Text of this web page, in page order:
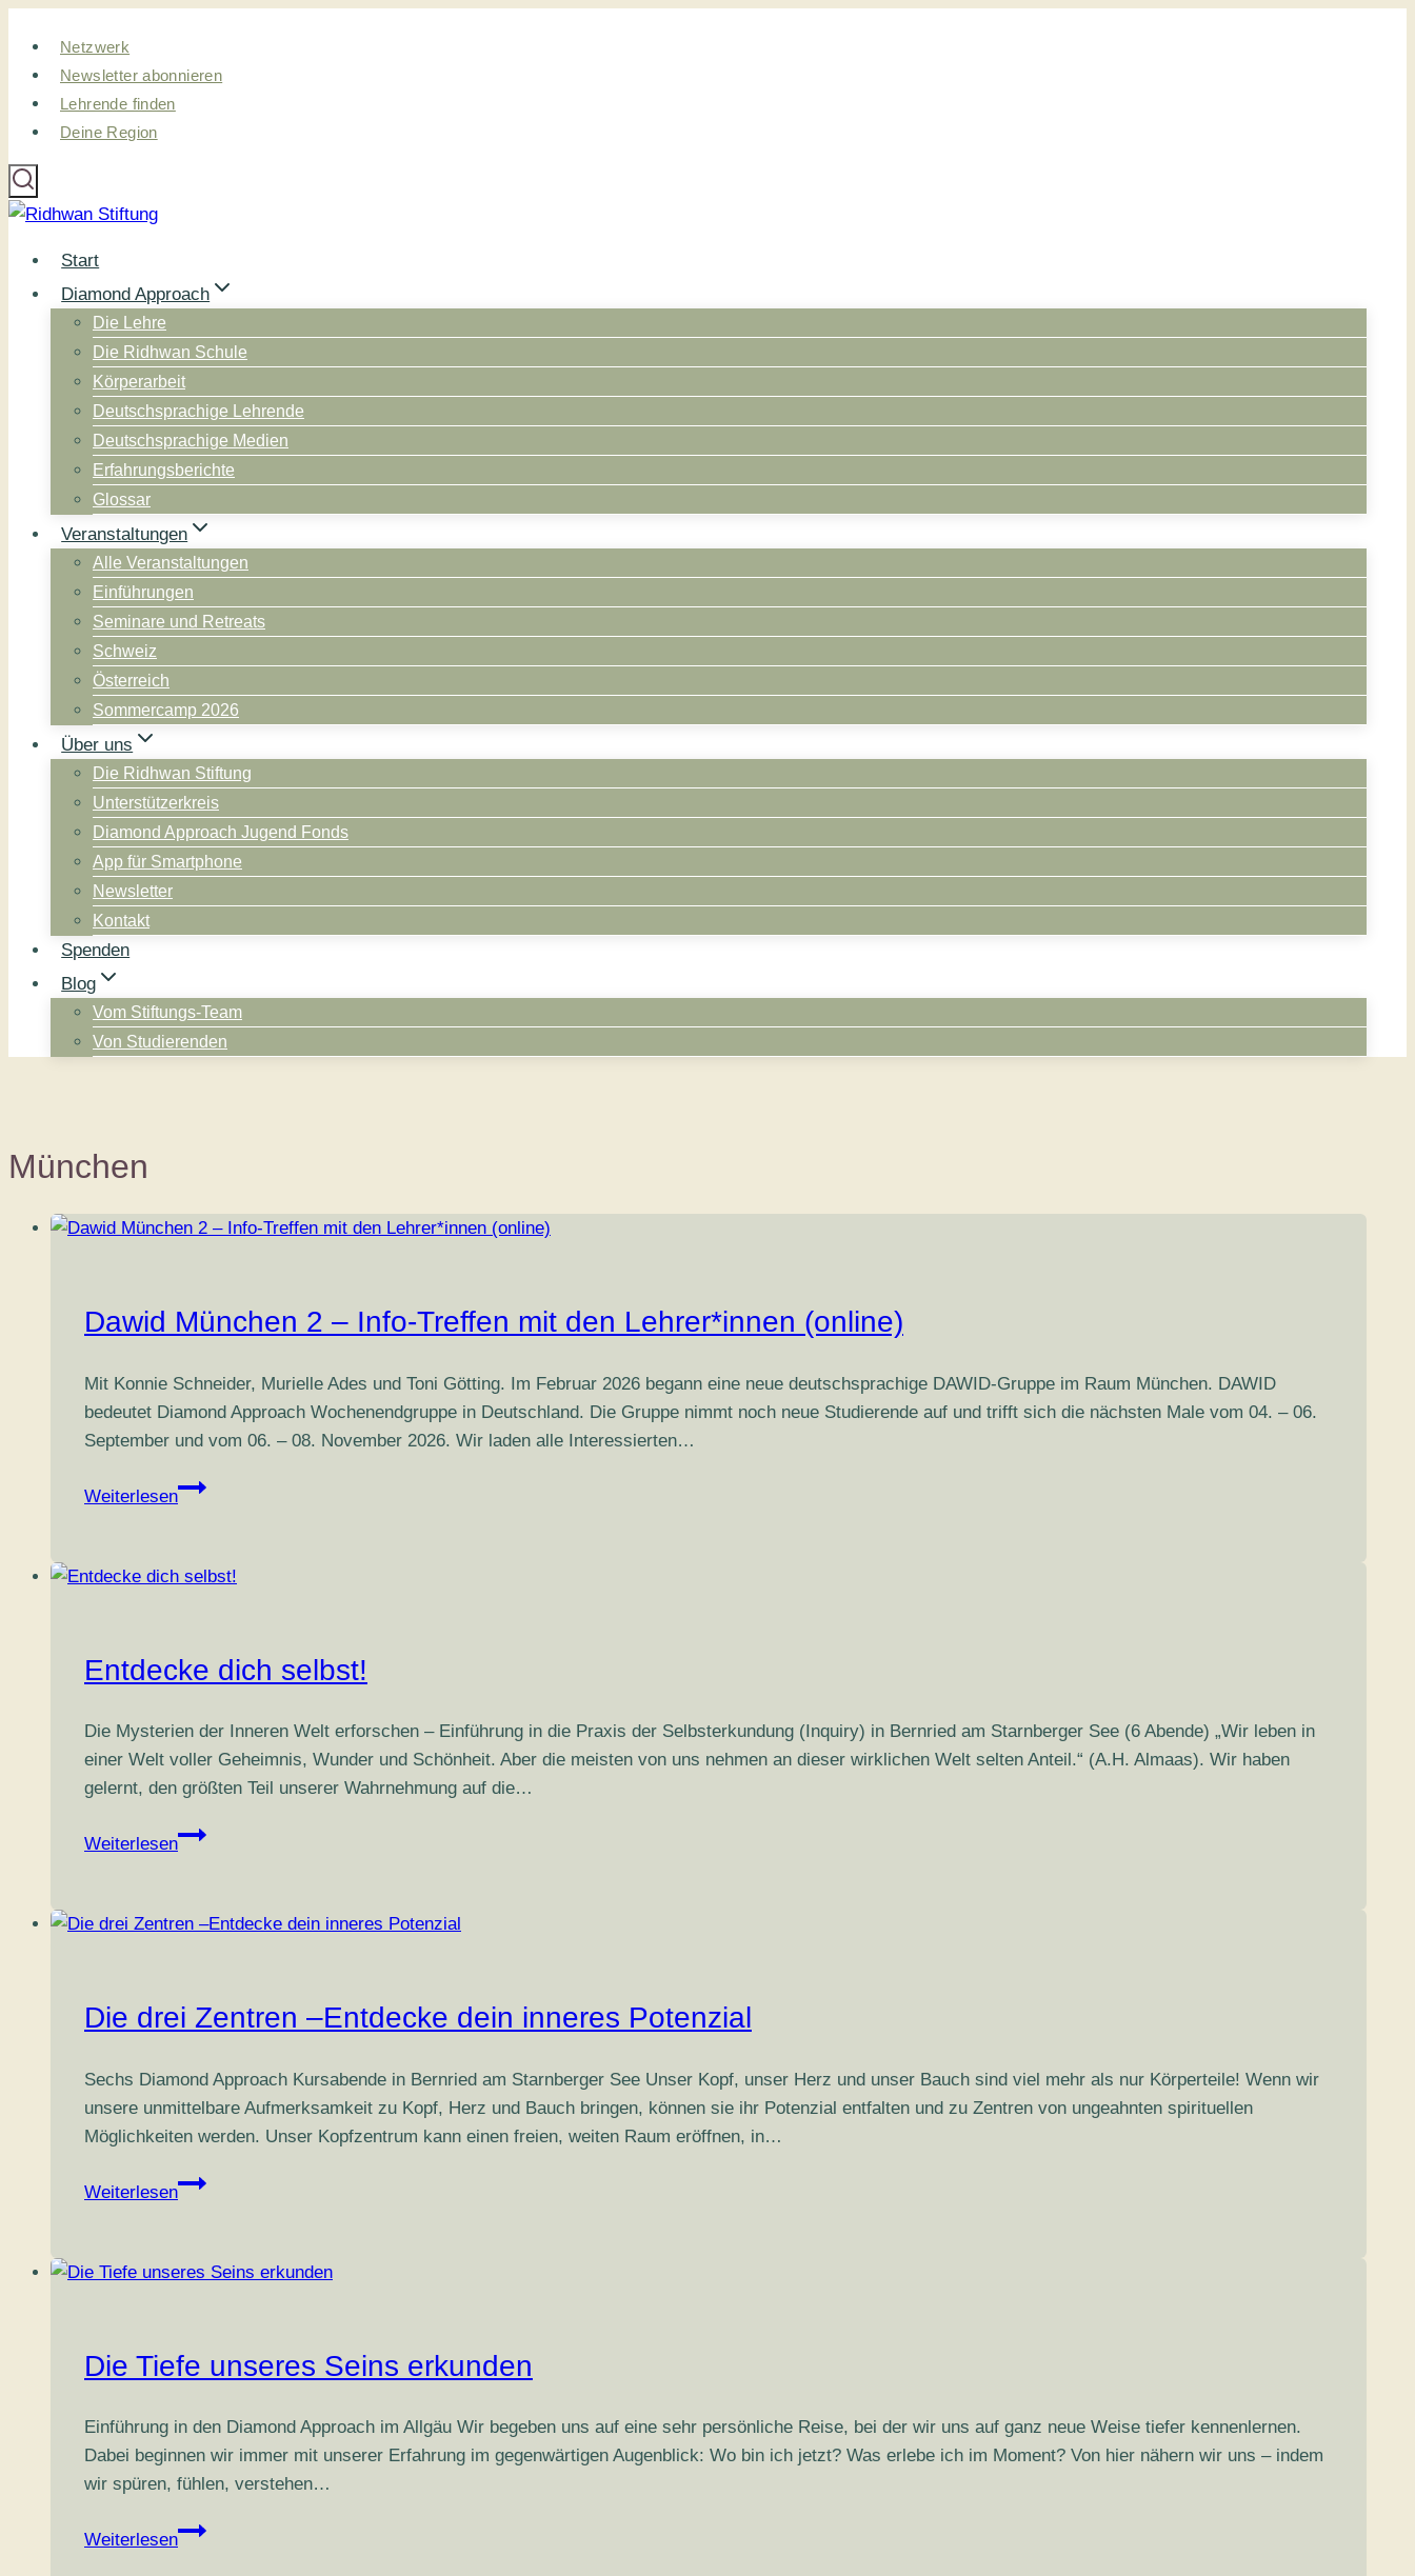
Inhalt
springen
Netzwerk
Newsletter abonnieren
Lehrende finden
Deine Region
Start
Diamond Approach
Die Lehre
Die Ridhwan Schule
Körperarbeit
Deutschsprachige Lehrende
Deutschsprachige Medien
Erfahrungsberichte
Glossar
Veranstaltungen
Alle Veranstaltungen
Einführungen
Seminare und Retreats
Schweiz
Österreich
Sommercamp 2026
Über uns
Die Ridhwan Stiftung
Unterstützerkreis
Diamond Approach Jugend Fonds
App für Smartphone
Newsletter
Kontakt
Spenden
Blog
Vom Stiftungs-Team
Von Studierenden
München
Dawid München 2 – Info-Treffen mit den Lehrer*innen (online)
Mit Konnie Schneider, Murielle Ades und Toni Götting. Im Februar 2026 begann eine neue deutschsprachige DAWID-Gruppe im Raum München. DAWID
bedeutet Diamond Approach Wochenendgruppe in Deutschland. Die Gruppe nimmt noch neue Studierende auf und trifft sich die nächsten Male vom 04. – 06.
September und vom 06. – 08. November 2026. Wir laden alle Interessierten…
Weiterlesen
Dawid
–
mit
den
(online)
Entdecke dich selbst!
Die Mysterien der Inneren Welt erforschen – Einführung in die Praxis der Selbsterkundung (Inquiry) in Bernried am Starnberger See (6 Abende) „Wir leben in
einer Welt voller Geheimnis, Wunder und Schönheit. Aber die meisten von uns nehmen an dieser wirklichen Welt selten Anteil.“ (A.H. Almaas). Wir haben
gelernt, den größten Teil unserer Wahrnehmung auf die…
Weiterlesen
Entdecke
Die drei Zentren –Entdecke dein inneres Potenzial
Sechs Diamond Approach Kursabende in Bernried am Starnberger See Unser Kopf, unser Herz und unser Bauch sind viel mehr als nur Körperteile! Wenn wir
unsere unmittelbare Aufmerksamkeit zu Kopf, Herz und Bauch bringen, können sie ihr Potenzial entfalten und zu Zentren von ungeahnten spirituellen
Möglichkeiten werden. Unser Kopfzentrum kann einen freien, weiten Raum eröffnen, in…
Weiterlesen
Die
–
inneres
Potenzial
Die Tiefe unseres Seins erkunden
Einführung in den Diamond Approach im Allgäu Wir begeben uns auf eine sehr persönliche Reise, bei der wir uns auf ganz neue Weise tiefer kennenlernen.
Dabei beginnen wir immer mit unserer Erfahrung im gegenwärtigen Augenblick: Wo bin ich jetzt? Was erlebe ich im Moment? Von hier nähern wir uns – indem
wir spüren, fühlen, verstehen…
Weiterlesen
Die